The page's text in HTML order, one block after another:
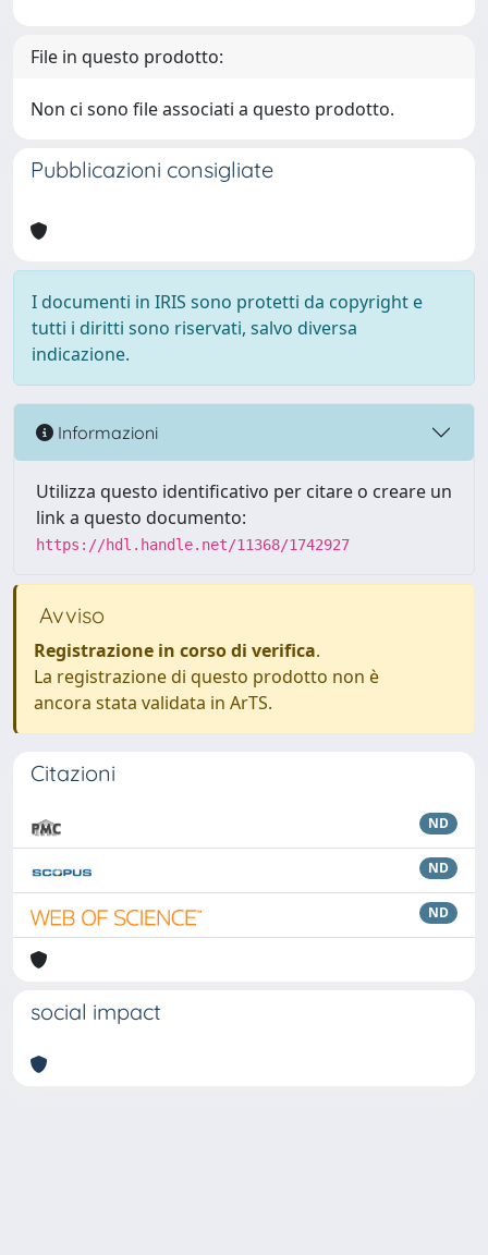
File in questo prodotto:
Non ci sono file associati a questo prodotto.
Pubblicazioni consigliate
I documenti in IRIS sono protetti da copyright e
tutti i diritti sono riservati, salvo diversa
indicazione.
Informazioni
Utilizza questo identificativo per citare o creare un
link a questo documento:
https://hdl.handle.net/11368/1742927
Avviso
Registrazione in corso di verifica.
La registrazione di questo prodotto non è
ancora stata validata in ArTS.
Citazioni
ND
ND
ND
social impact